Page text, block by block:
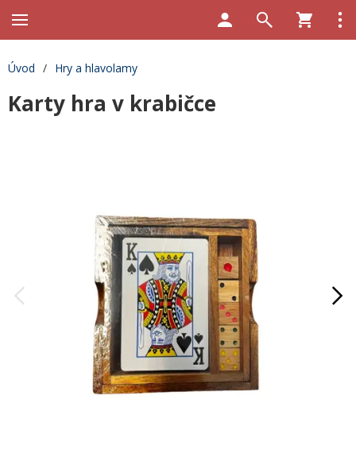
Úvod / Hry a hlavolamy
Karty hra v krabičce